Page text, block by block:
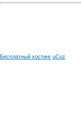
Бесплатный хостинг uCoz